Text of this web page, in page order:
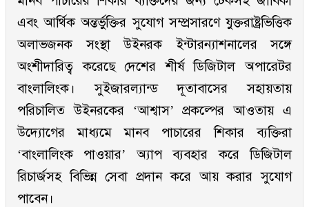
এবং আর্থিক অন্তর্ভুক্তির সুযোগ সম্প্রসারণে যুক্তরাষ্ট্রভিত্তিক
অলাভজনক সংস্থা উইনরক ইন্টারন্যাশনালের সঙ্গে
অংশীদারিত্ব করেছে দেশের শীর্ষ ডিজিটাল অপারেটর
বাংলালিংক। সুইজারল্যান্ড দূতাবাসের সহায়তায়
পরিচালিত উইনরকের ‘আশ্বাস’ প্রকল্পের আওতায় এ
উদ্যোগের মাধ্যমে মানব পাচারের শিকার ব্যক্তিরা
‘বাংলালিংক পাওয়ার’ অ্যাপ ব্যবহার করে ডিজিটাল
রিচার্জসহ বিভিন্ন সেবা প্রদান করে আয় করার সুযোগ
পাবেন।